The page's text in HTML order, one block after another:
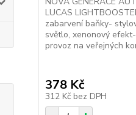
LUCAS
zabarvení baňky-
světlo, xenonový
provoz na veřejných
378 Kč
312 Kč bez DPH